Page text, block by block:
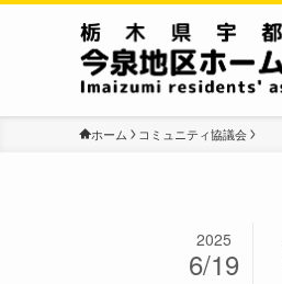
ホーム コミュニティ協議会
2025
6/19